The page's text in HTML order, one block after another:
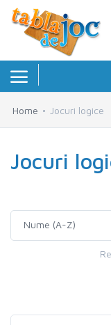
Board games
Jocuri logice
Puzzle
Home Jocuri logice
Jocuri